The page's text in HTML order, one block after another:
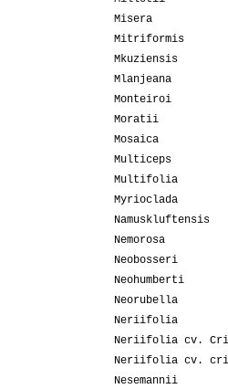
Misera
Mitriformis
Mkuziensis
Mlanjeana
Monteiroi
Moratii
Mosaica
Multiceps
Multifolia
Myrioclada
Namuskluftensis
Nemorosa
Neobosseri
Neohumberti
Neorubella
Neriifolia
Neriifolia cv.
Neriifolia cv.
Nesemannii